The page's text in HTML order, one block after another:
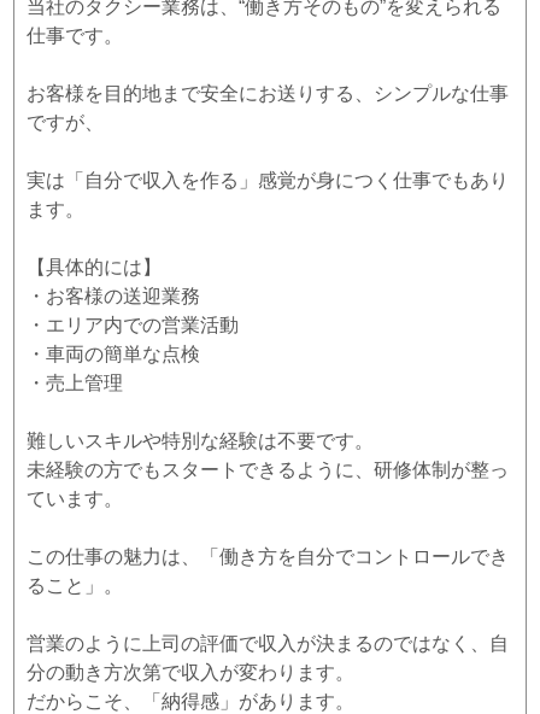
当社のタクシー業務は、“働き方そのもの”を変えられる
仕事です。
お客様を目的地まで安全にお送りする、シンプルな仕事
ですが、
実は「自分で収入を作る」感覚が身につく仕事でもあり
ます。
【具体的には】
・お客様の送迎業務
・エリア内での営業活動
・車両の簡単な点検
・売上管理
難しいスキルや特別な経験は不要です。
未経験の方でもスタートできるように、研修体制が整っ
ています。
この仕事の魅力は、「働き方を自分でコントロールでき
ること」。
営業のように上司の評価で収入が決まるのではなく、自
分の動き方次第で収入が変わります。
だからこそ、「納得感」があります。